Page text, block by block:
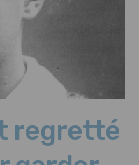
regretté